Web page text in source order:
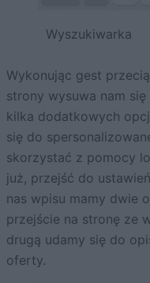
Wyszukiwarka
Wykonując gest
strony wysuwa nam
kilka dodatkowych
się do
skorzystać z pomocy
już, przejść do
nas wpisu mamy dwie
przejście na stronę ze
drugą udamy się do
oferty.